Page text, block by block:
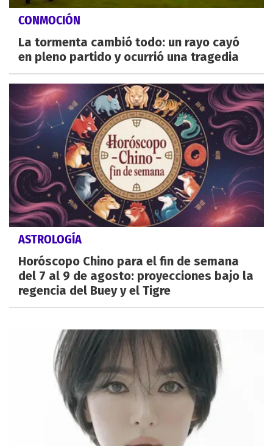
CONMOCIÓN
La tormenta cambió todo: un rayo cayó
en pleno partido y ocurrió una tragedia
ASTROLOGÍA
Horóscopo Chino para el fin de semana
del 7 al 9 de agosto: proyecciones bajo la
regencia del Buey y el Tigre